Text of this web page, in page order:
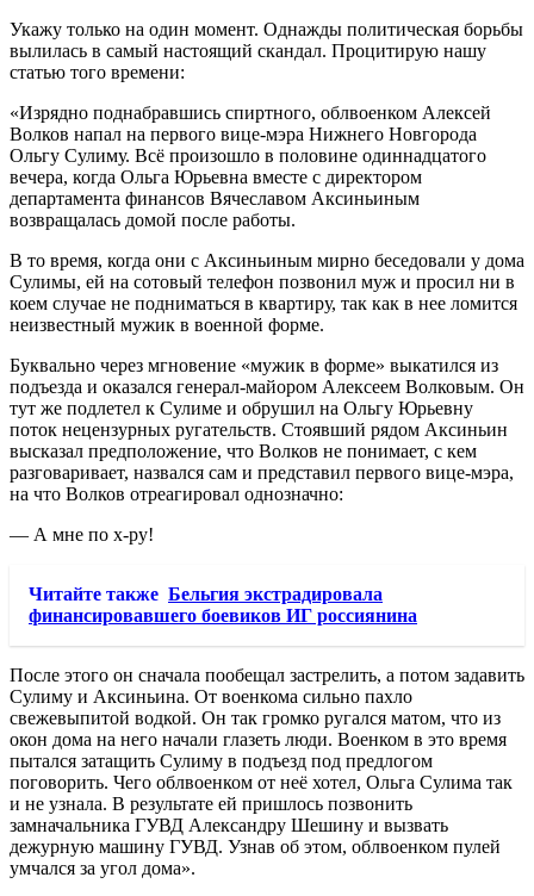
Укажу только на один момент. Однажды политическая борьбы
вылилась в самый настоящий скандал. Процитирую нашу
статью того времени:
«Изрядно поднабравшись спиртного, облвоенком Алексей
Волков напал на первого вице-мэра Нижнего Новгорода
Ольгу Сулиму. Всё произошло в половине одиннадцатого
вечера, когда Ольга Юрьевна вместе с директором
департамента финансов Вячеславом Аксиньиным
возвращалась домой после работы.
В то время, когда они с Аксиньиным мирно беседовали у дома
Сулимы, ей на сотовый телефон позвонил муж и просил ни в
коем случае не подниматься в квартиру, так как в нее ломится
неизвестный мужик в военной форме.
Буквально через мгновение «мужик в форме» выкатился из
подъезда и оказался генерал-майором Алексеем Волковым. Он
тут же подлетел к Сулиме и обрушил на Ольгу Юрьевну
поток нецензурных ругательств. Стоявший рядом Аксиньин
высказал предположение, что Волков не понимает, с кем
разговаривает, назвался сам и представил первого вице-мэра,
на что Волков отреагировал однозначно:
— А мне по х-ру!
Читайте также Бельгия экстрадировала
финансировавшего боевиков ИГ россиянина
После этого он сначала пообещал застрелить, а потом задавить
Сулиму и Аксиньина. От военкома сильно пахло
свежевыпитой водкой. Он так громко ругался матом, что из
окон дома на него начали глазеть люди. Военком в это время
пытался затащить Сулиму в подъезд под предлогом
поговорить. Чего облвоенком от неё хотел, Ольга Сулима так
и не узнала. В результате ей пришлось позвонить
замначальника ГУВД Александру Шешину и вызвать
дежурную машину ГУВД. Узнав об этом, облвоенком пулей
умчался за угол дома».